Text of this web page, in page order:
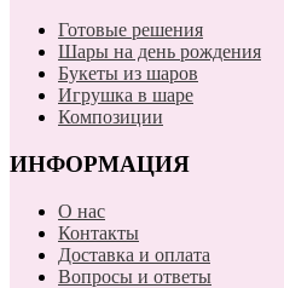
Готовые решения
Шары на день рождения
Букеты из шаров
Игрушка в шаре
Композиции
ИНФОРМАЦИЯ
О нас
Контакты
Доставка и оплата
Вопросы и ответы